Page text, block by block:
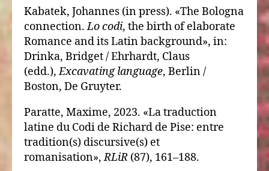
Kabatek, Johannes (in press). «The Bologna
connection.Lo codi, the birth of elaborate
Romance and its Latin background», in:
Drinka, Bridget / Ehrhardt, Claus
(edd.),Excavating language, Berlin /
Boston, De Gruyter.
Paratte, Maxime, 2023. «La traduction
latine du Codi de Richard de Pise: entre
tradition(s) discursive(s) et
romanisation»,RLiR (87), 161–188.